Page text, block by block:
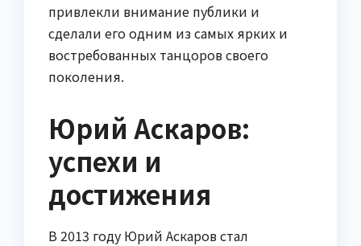
привлекли внимание публики и
сделали его одним из самых ярких и
востребованных танцоров своего
поколения.
Юрий Аскаров:
успехи и
достижения
В 2013 году Юрий Аскаров стал